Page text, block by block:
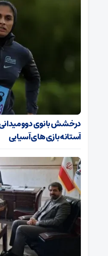
درخشش بانوی
آستانه بازی‌های آسیایی